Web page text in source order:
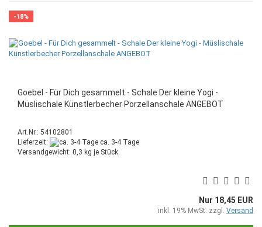
-18%
Goebel - Für Dich gesammelt - Schale Der kleine Yogi -
Müslischale Künstlerbecher Porzellanschale ANGEBOT
Art.Nr.: 54102801
Lieferzeit:
ca. 3-4 Tage
Versandgewicht: 0,3 kg je Stück
Nur 18,45 EUR
inkl. 19% MwSt. zzgl. Versand